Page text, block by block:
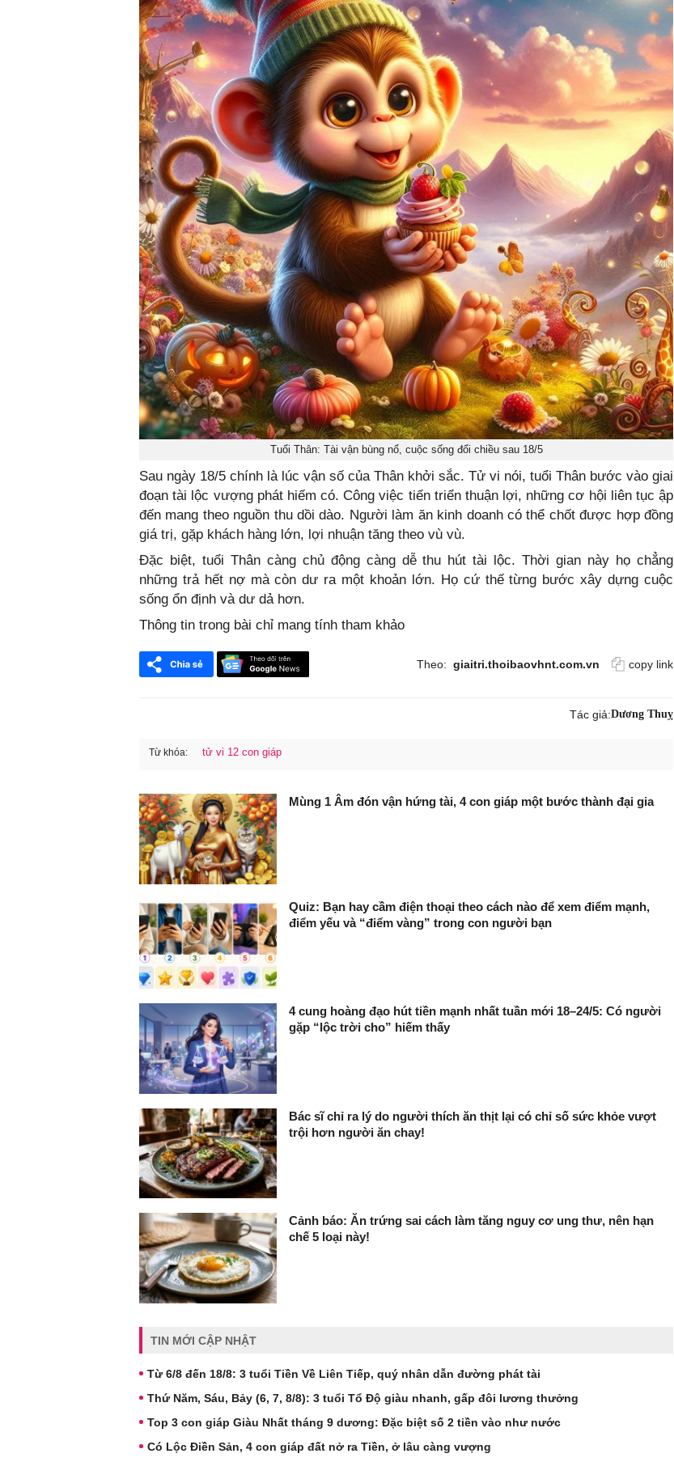
Tuổi Thân: Tài vận bùng nổ, cuộc sống đổi chiều sau 18/5
Sau ngày 18/5 chính là lúc vận số của Thân khởi sắc. Tử vi nói, tuổi Thân bước vào giai
đoạn tài lộc vượng phát hiếm có. Công việc tiến triển thuận lợi, những cơ hội liên tục ập
đến mang theo nguồn thu dồi dào. Người làm ăn kinh doanh có thể chốt được hợp đồng
giá trị, gặp khách hàng lớn, lợi nhuận tăng theo vù vù.
Đặc biệt, tuổi Thân càng chủ động càng dễ thu hút tài lộc. Thời gian này họ chẳng
những trả hết nợ mà còn dư ra một khoản lớn. Họ cứ thế từng bước xây dựng cuộc
sống ổn định và dư dả hơn.
Thông tin trong bài chỉ mang tính tham khảo
Theo: giaitri.thoibaovhnt.com.vn copy link
Tác giả:Dương Thuỵ
Từ khóa: tử vi 12 con giáp
Mùng 1 Âm đón vận hứng tài, 4 con giáp một bước thành đại gia
Quiz: Bạn hay cầm điện thoại theo cách nào để xem điểm mạnh,
điểm yếu và “điểm vàng” trong con người bạn
4 cung hoàng đạo hút tiền mạnh nhất tuần mới 18–24/5: Có người
gặp “lộc trời cho” hiếm thấy
Bác sĩ chỉ ra lý do người thích ăn thịt lại có chỉ số sức khỏe vượt
trội hơn người ăn chay!
Cảnh báo: Ăn trứng sai cách làm tăng nguy cơ ung thư, nên hạn
chế 5 loại này!
TIN MỚI CẬP NHẬT
Từ 6/8 đến 18/8: 3 tuổi Tiền Về Liên Tiếp, quý nhân dẫn đường phát tài
Thứ Năm, Sáu, Bảy (6, 7, 8/8): 3 tuổi Tổ Độ giàu nhanh, gấp đôi lương thưởng
Top 3 con giáp Giàu Nhất tháng 9 dương: Đặc biệt số 2 tiền vào như nước
Có Lộc Điền Sản, 4 con giáp đất nở ra Tiền, ở lâu càng vượng